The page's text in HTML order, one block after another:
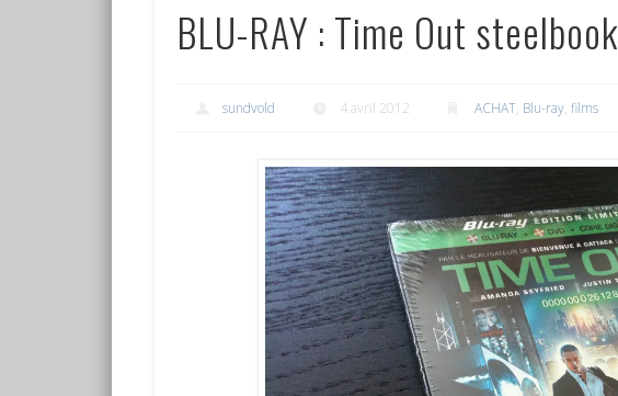
BLU-RAY : Time Out steelbook
sundvold 4 avril 2012 ACHAT, Blu-ray, films